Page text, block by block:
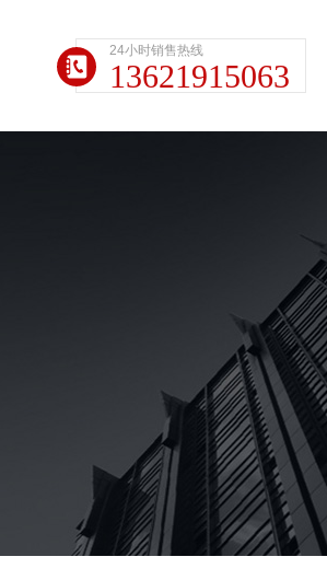
24小时销售热线
13621915063